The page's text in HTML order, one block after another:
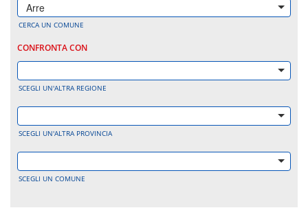
Arre
CERCA UN COMUNE
CONFRONTA CON
SCEGLI UN'ALTRA REGIONE
SCEGLI UN'ALTRA PROVINCIA
SCEGLI UN COMUNE